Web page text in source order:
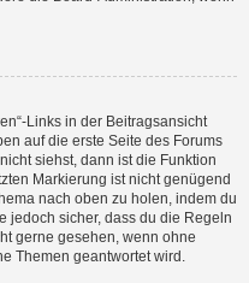
Links in der Beitragsansicht
auf die erste Seite des Forums
siehst, dann ist die Funktion
Markierung ist nicht genügend
nach oben zu holen, indem du
jedoch sicher, dass du die Regeln
gerne gesehen, wenn ohne
Themen geantwortet wird.